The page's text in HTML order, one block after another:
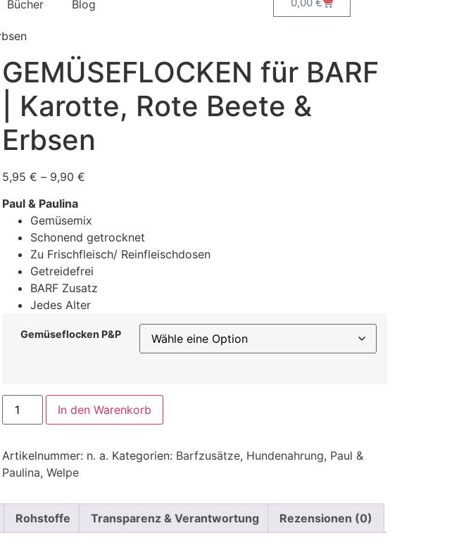
Bücher Blog
GEMÜSEFLOCKEN für BARF
| Karotte, Rote Beete &
Erbsen
5,95 € – 9,90 €
Paul & Paulina
Gemüsemix
Schonend getrocknet
Zu Frischfleisch/ Reinfleischdosen
Getreidefrei
BARF Zusatz
Jedes Alter
Gemüseflocken P&P
In den Warenkorb
Artikelnummer: n. a. Kategorien: Barfzusätze, Hundenahrung, Paul &
Paulina, Welpe
Rohstoffe Transparenz & Verantwortung Rezensionen (0)